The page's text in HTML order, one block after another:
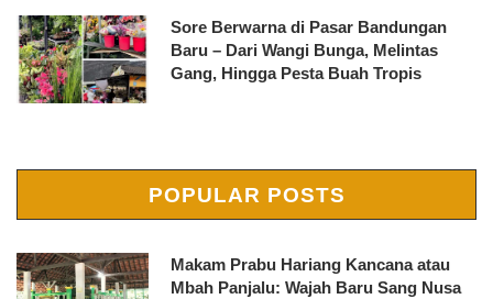
Sore Berwarna di Pasar Bandungan
Baru – Dari Wangi Bunga, Melintas
Gang, Hingga Pesta Buah Tropis
POPULAR POSTS
Makam Prabu Hariang Kancana atau
Mbah Panjalu: Wajah Baru Sang Nusa